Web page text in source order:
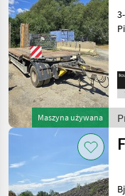
AKTUALNA
ŚCIEŻKA
technika
rolnicza
Przyczepy
Niskopodwoziowe
WYBIERZ
Zresetuj
Pokaż
Maszyna używana